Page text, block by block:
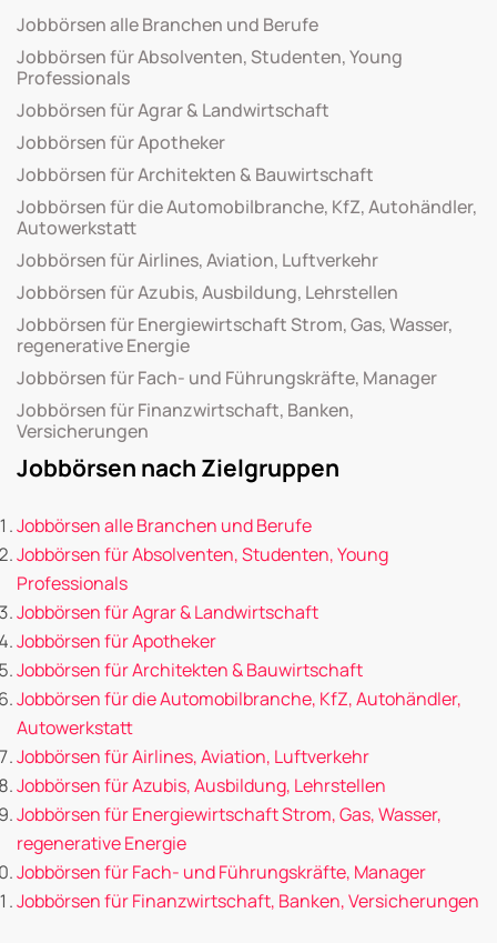
Jobbörsen alle Branchen und Berufe
Jobbörsen für Absolventen, Studenten, Young
Professionals
Jobbörsen für Agrar & Landwirtschaft
Jobbörsen für Apotheker
Jobbörsen für Architekten & Bauwirtschaft
Jobbörsen für die Automobilbranche, KfZ, Autohändler,
Autowerkstatt
Jobbörsen für Airlines, Aviation, Luftverkehr
Jobbörsen für Azubis, Ausbildung, Lehrstellen
Jobbörsen für Energiewirtschaft Strom, Gas, Wasser,
regenerative Energie
Jobbörsen für Fach- und Führungskräfte, Manager
Jobbörsen für Finanzwirtschaft, Banken,
Versicherungen
Jobbörsen nach Zielgruppen
Jobbörsen alle Branchen und Berufe
Jobbörsen für Absolventen, Studenten, Young
Professionals
Jobbörsen für Agrar & Landwirtschaft
Jobbörsen für Apotheker
Jobbörsen für Architekten & Bauwirtschaft
Jobbörsen für die Automobilbranche, KfZ, Autohändler,
Autowerkstatt
Jobbörsen für Airlines, Aviation, Luftverkehr
Jobbörsen für Azubis, Ausbildung, Lehrstellen
Jobbörsen für Energiewirtschaft Strom, Gas, Wasser,
regenerative Energie
Jobbörsen für Fach- und Führungskräfte, Manager
Jobbörsen für Finanzwirtschaft, Banken, Versicherungen